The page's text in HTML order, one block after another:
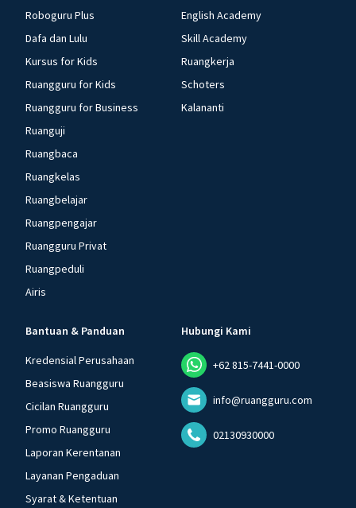
Roboguru Plus
Dafa dan Lulu
Kursus for Kids
Ruangguru for Kids
Ruangguru for Business
Ruanguji
Ruangbaca
Ruangkelas
Ruangbelajar
Ruangpengajar
Ruangguru Privat
Ruangpeduli
Airis
English Academy
Skill Academy
Ruangkerja
Schoters
Kalananti
Bantuan & Panduan
Kredensial Perusahaan
Beasiswa Ruangguru
Cicilan Ruangguru
Promo Ruangguru
Laporan Kerentanan
Layanan Pengaduan
Syarat & Ketentuan
Hubungi Kami
+62 815-7441-0000
info@ruangguru.com
02130930000